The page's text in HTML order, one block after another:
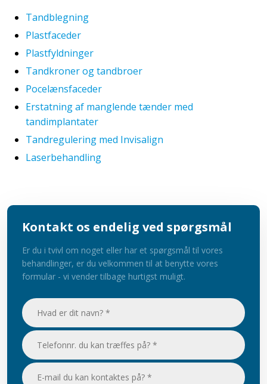
Tandblegning
Plastfaceder
Plastfyldninger
Tandkroner og tandbroer
Pocelænsfaceder
Erstatning af manglende tænder med
tandimplantater
Tandregulering med Invisalign
Laserbehandling
Kontakt os endelig ved spørgsmål
Er du i tvivl om noget eller har et spørgsmål til vores
behandlinger, er du velkommen til at benytte vores
formular - vi vender tilbage hurtigst muligt.